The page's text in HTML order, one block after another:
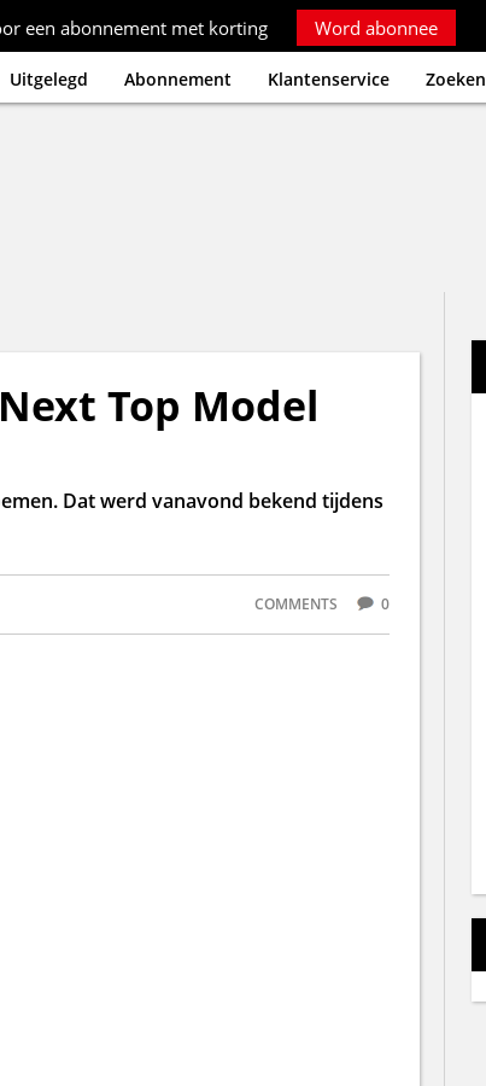
een abonnement met korting Word abonnee
Uitgelegd Abonnement Klantenservice Zoeken
Top Model
Dat werd vanavond bekend tijdens
COMMENTS 0